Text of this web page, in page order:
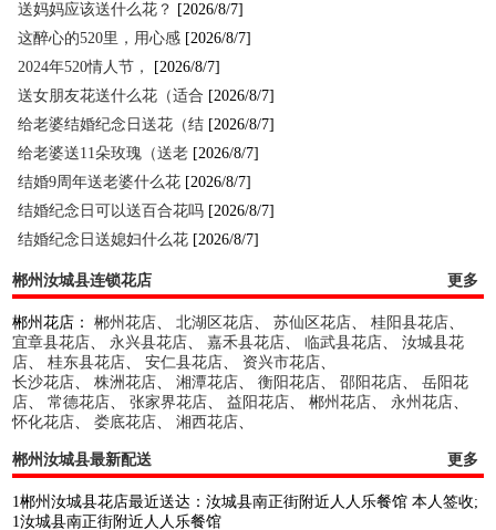
送妈妈应该送什么花？ [2026/8/7]
这醉心的520里，用心感 [2026/8/7]
2024年520情人节，
[2026/8/7]
送女朋友花送什么花（适合 [2026/8/7]
给老婆结婚纪念日送花（结 [2026/8/7]
给老婆送11朵玫瑰（送老 [2026/8/7]
结婚9周年送老婆什么花 [2026/8/7]
结婚纪念日可以送百合花吗 [2026/8/7]
结婚纪念日送媳妇什么花 [2026/8/7]
郴州汝城县连锁花店 更多
郴州花店：郴州花店、北湖区花店、苏仙区花店、桂阳县花店、
宜章县花店、 永兴县花店、嘉禾县花店、临武县花店、汝城县花
店、桂东县花店、安仁县花店、 资兴市花店、
长沙花店、株洲花店、湘潭花店、衡阳花店、邵阳花店、岳阳花
店、常德花店、张家界花店、益阳花店、郴州花店、 永州花店、
怀化花店、娄底花店、湘西花店、
郴州汝城县最新配送 更多
1郴州汝城县花店最近送达：汝城县南正街附近人人乐餐馆 本人签收;
1汝城县南正街附近人人乐餐馆